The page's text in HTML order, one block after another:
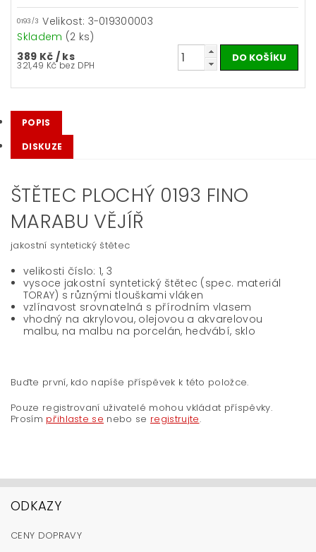
0193/3 Velikost: 3-019300003
Skladem (2 ks)
389 Kč / ks
321,49 Kč bez DPH
POPIS
DISKUZE
ŠTĚTEC PLOCHÝ 0193 FINO
MARABU VĚJÍŘ
jakostní syntetický štětec
velikosti číslo: 1, 3
vysoce jakostní syntetický štětec (spec. materiál
TORAY) s různými tlouškami vláken
vzlínavost srovnatelná s přírodním vlasem
vhodný na akrylovou, olejovou a akvarelovou
malbu, na malbu na porcelán, hedvábí, sklo
Buďte první, kdo napíše příspěvek k této položce.
Pouze registrovaní uživatelé mohou vkládat příspěvky.
Prosím přihlaste se nebo se registrujte.
ODKAZY
CENY DOPRAVY